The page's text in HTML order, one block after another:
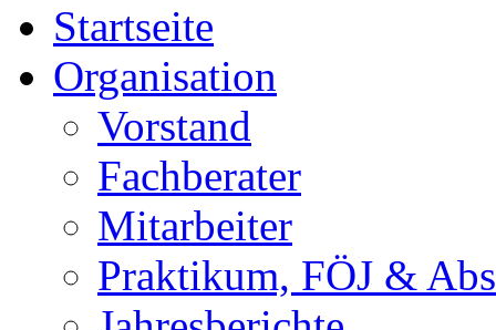
Startseite
Organisation
Vorstand
Fachberater
Mitarbeiter
Praktikum, FÖJ &